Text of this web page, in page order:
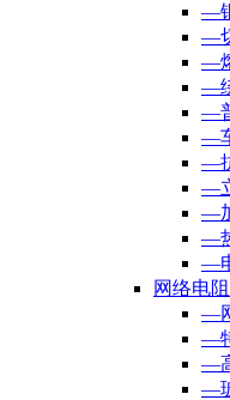
—
—
—
—
—
—
—
—
—
—
—
网络电阻
—
—
—
—